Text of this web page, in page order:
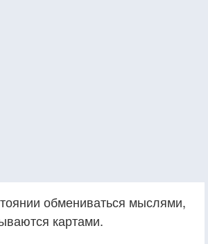
обмениваться мыслями,
картами.